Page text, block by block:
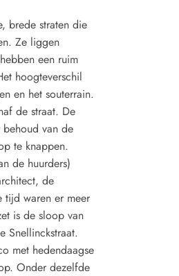
brede straten die
Ze liggen
een ruim
hoogteverschil
en het souterrain.
de straat. De
van de
te knappen.
de huurders)
de
waren er meer
is de sloop van
Snellinckstraat.
met hedendaagse
Onder dezelfde